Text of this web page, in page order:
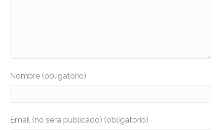
Nombre (obligatorio)
Email (no será publicado) (obligatorio)